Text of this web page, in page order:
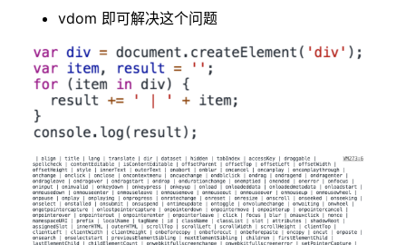
vdom 即可解决这个问题